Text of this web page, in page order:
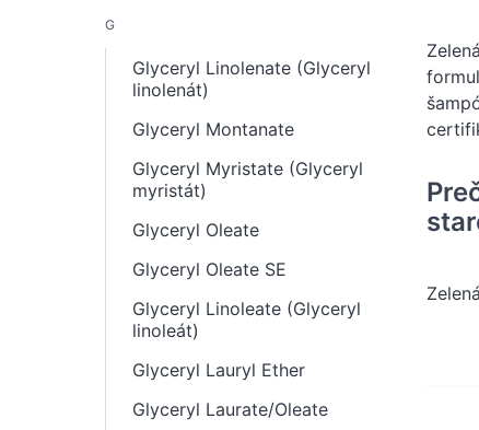
G
Glyceryl Linolenate (Glyceryl
linolenát)
Glyceryl Montanate
Glyceryl Myristate (Glyceryl
myristát)
Glyceryl Oleate
Glyceryl Oleate SE
Glyceryl Linoleate (Glyceryl
linoleát)
Glyceryl Lauryl Ether
Glyceryl Laurate/Oleate